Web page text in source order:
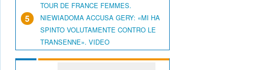
5
TOUR DE FRANCE FEMMES.
NIEWIADOMA ACCUSA GERY: «MI HA
SPINTO VOLUTAMENTE CONTRO LE
TRANSENNE». VIDEO